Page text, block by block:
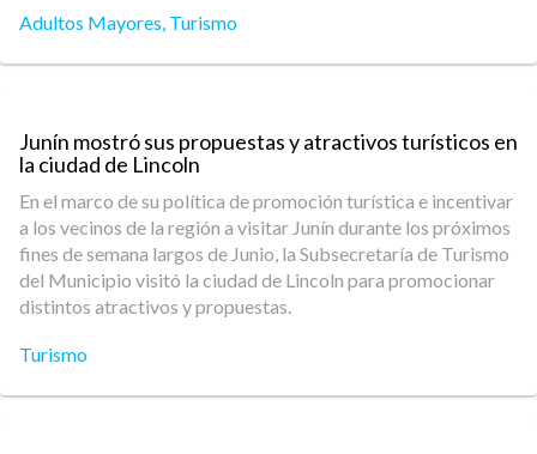
Adultos Mayores, Turismo
Junín mostró sus propuestas y atractivos turísticos en
la ciudad de Lincoln
En el marco de su política de promoción turística e incentivar
a los vecinos de la región a visitar Junín durante los próximos
fines de semana largos de Junio, la Subsecretaría de Turismo
del Municipio visitó la ciudad de Lincoln para promocionar
distintos atractivos y propuestas.
Turismo